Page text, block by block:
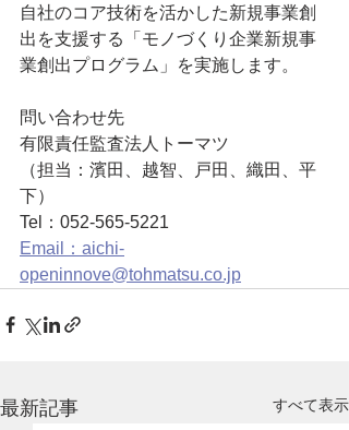
自社のコア技術を活かした新規事業創
出を支援する「モノづくり企業新規事
業創出プログラム」を実施します。
問い合わせ先
有限責任監査法人トーマツ
（担当：濱田、越智、戸田、織田、平
下）
Tel：052-565-5221
Email：aichi-
openinnove@tohmatsu.co.jp
最新記事 すべて表示